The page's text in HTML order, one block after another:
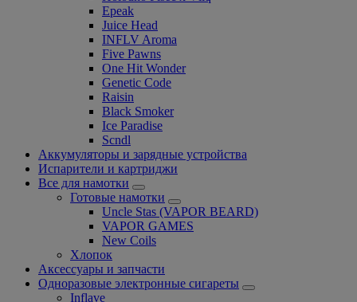
Epeak
Juice Head
INFLV Aroma
Five Pawns
One Hit Wonder
Genetic Code
Raisin
Black Smoker
Ice Paradise
Scndl
Аккумуляторы и зарядные устройства
Испарители и картриджи
Все для намотки
Готовые намотки
Uncle Stas (VAPOR BEARD)
VAPOR GAMES
New Coils
Хлопок
Аксессуары и запчасти
Одноразовые электронные сигареты
Inflave